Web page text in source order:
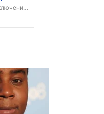
2019, Приключения, Анимация